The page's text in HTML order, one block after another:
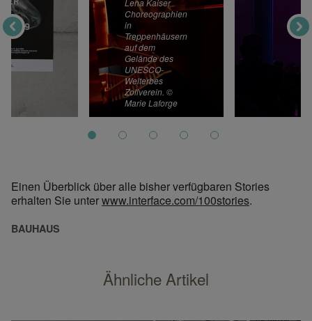
Lena Kaiser
Choreographien
in
Treppenhäusern
auf dem
Gelände des
UNESCO-
Welterbes
Zollverein. ©
Marie Laforge
Einen Überblick über alle bisher verfügbaren Stories
erhalten Sie unterwww.interface.com/100stories.
BAUHAUS
Ähnliche Artikel